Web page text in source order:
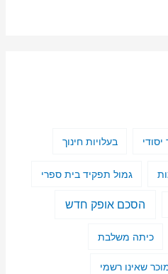
בעלויות חינוך
גמול תפקיד בית ספרי
הסכם אופק חדש
כיתה משלבת
שאינו רשמי